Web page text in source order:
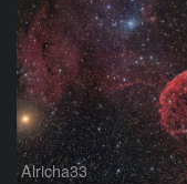
Alricha33